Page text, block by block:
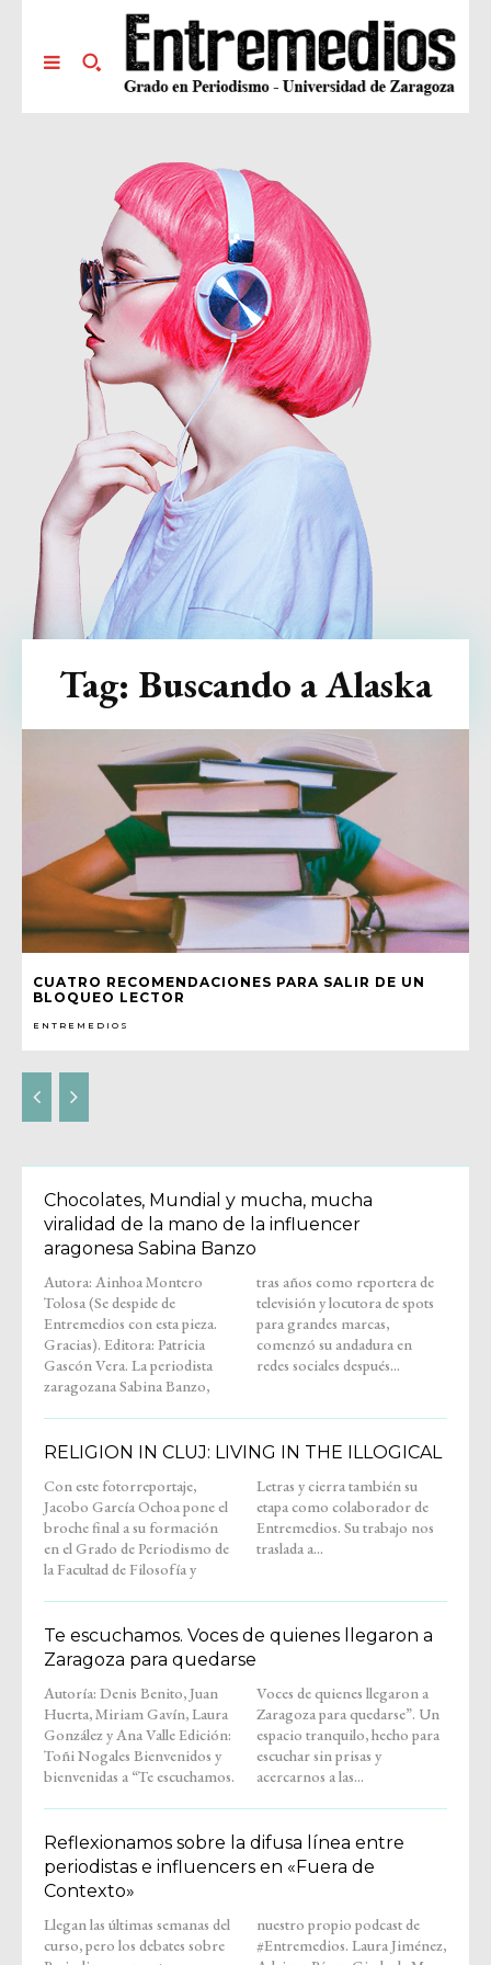
CUATRO RECOMENDACIONES PARA SALIR DE UN
BLOQUEO LECTOR
ENTREMEDIOS
Tag: Buscando a Alaska
Chocolates, Mundial y mucha, mucha
viralidad de la mano de la influencer
aragonesa Sabina Banzo
Autora: Ainhoa Montero
Tolosa (Se despide de
Entremedios con esta pieza.
Gracias). Editora: Patricia
Gascón Vera. La periodista
zaragozana Sabina Banzo,
tras años como reportera de
televisión y locutora de spots
para grandes marcas,
comenzó su andadura en
redes sociales después...
RELIGION IN CLUJ: LIVING IN THE ILLOGICAL
Con este fotorreportaje,
Jacobo García Ochoa pone el
broche final a su formación
en el Grado de Periodismo de
la Facultad de Filosofía y
Letras y cierra también su
etapa como colaborador de
Entremedios. Su trabajo nos
traslada a...
Te escuchamos. Voces de quienes llegaron a
Zaragoza para quedarse
Autoría: Denis Benito, Juan
Huerta, Miriam Gavín, Laura
González y Ana Valle Edición:
Toñi Nogales Bienvenidos y
bienvenidas a “Te escuchamos.
Voces de quienes llegaron a
Zaragoza para quedarse”. Un
espacio tranquilo, hecho para
escuchar sin prisas y
acercarnos a las...
Reflexionamos sobre la difusa línea entre
periodistas e influencers en «Fuera de
Contexto»
Llegan las últimas semanas del
curso, pero los debates sobre
nuestro propio podcast de
#Entremedios. Laura Jiménez,